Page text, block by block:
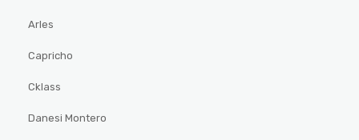
Arles
Capricho
Cklass
Danesi Montero